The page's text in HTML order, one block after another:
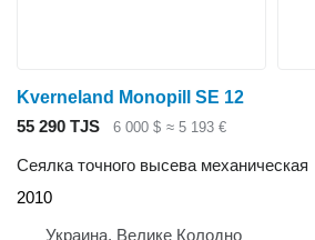
Kverneland Monopill SE 12
55 290 TJS
6 000 $ ≈ 5 193 €
Сеялка точного высева механическая
2010
Украина, Велике Колодно